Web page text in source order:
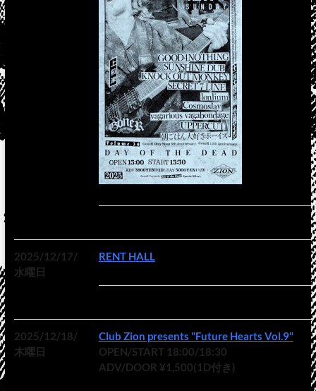
2025/12/17/
水曜日
RENT HALL
2025/12/18/
木曜日
Club Zion presents "Future Hearts Vol.9"
OPEN/START 18:00/18:30
ADV/DOOR ¥1,500(1D付き)